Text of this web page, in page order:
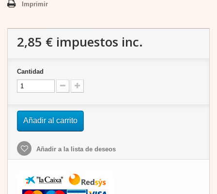
Imprimir
2,85 € impuestos inc.
Cantidad
Añadir al carrito
Añadir a la lista de deseos